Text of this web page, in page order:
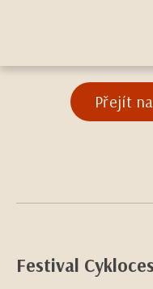
Přejít
Festival